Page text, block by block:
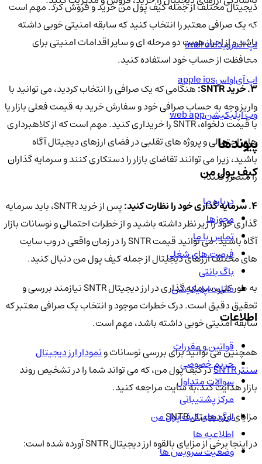
دیجیتال مختلف از جمله کیف پول من خرید و فروش کرد. مهم است
که یک صرافی معتبر را انتخاب کنید که سابقه امنیتی خوبی داشته
باشد و از احراز هویت دو مرحله ای و سایر اقدامات امنیتی برای
محافظت از حساب خود استفاده کنید.
3. خرید SNTR:
هنگامی که یک صرافی را انتخاب کردید، می توانید با
واریز وجه به حساب صرافی خود و سفارش خرید به قیمت فعلی بازار یا
با قیمت دلخواه، SNTR را خریداری کنید. مهم است که از کلاهبرداری
های احتمالی و پروژه های تقلبی در فضای ارزهای دیجیتال آگاه
باشید، زیرا می توانند تقاضای بازار را دستکاری کنند و سرمایه گذاران
را متضرر کنند.
4. سرمایه گذاری خود را نظارت کنید:
پس از خرید SNTR، باید سرمایه
گذاری خود را زیر نظر داشته باشید و از خطرات احتمالی و نوسانات بازار
آگاه باشید. می توانید قیمت SNTR را در زمان واقعی در وب سایت
های مختلف ارزهای دیجیتال از جمله کیف پول من دنبال کنید.
به طور کلی، سرمایه گذاری در ارز دیجیتال SNTR نیازمند بررسی و
تحقیق دقیق است. درک خطرات موجود و انتخاب یک صرافی معتبر که
سابقه امنیتی خوبی داشته باشد، مهم است.
همچنین می توانید برای بررسی نوسانات ونمودار ارز دیجیتال
سنتر SNTR
در کیف پول من، که می تواند شما را در تشخیص روند
بازار هدایت کند،به سایت مراجعه کنید.
مزایای ارز دیجیتال SNTR
در اینجا برخی از مزایای بالقوه ارز دیجیتال SNTR آورده شده است:
اپ اندرویدandroid
اپ آی‌او‌اسapple ios
وب اپلیکیشنweb app
پیوندها
کیف پول من
درباره ما
مجوزها
تماس با ما
فرصت های شغلی
باگ بانتی
دانلود اپلیکیشن
اطلاعات
قوانین و مقررات
حریم خصوصی
سوالات متداول
مرکز پشتیبانی
لوگو های کیف پول من
اطلاعیه ها
وضعیت سرویس ها